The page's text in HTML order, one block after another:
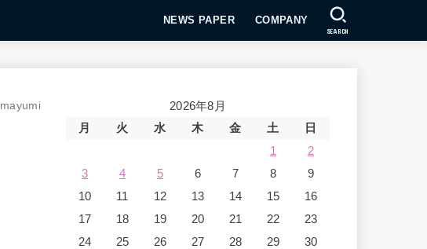
NEWS PAPER COMPANY
SEARCH
mayumi
2026年8月
月
火 水 木 金 土
日
1
2
3
4 5 6 7 8
9
10
11 12 13 14 15
16
17
18 19 20 21 22
23
24
25 26 27 28 29
30